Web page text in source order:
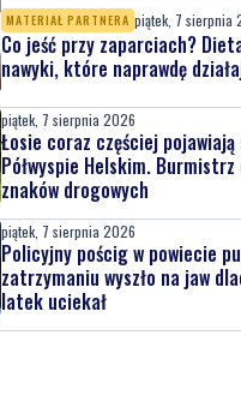
MATERIAŁ PARTNERA piątek, 7 sierpnia
Co jeść przy zaparciach?
nawyki, które naprawdę
piątek, 7 sierpnia 2026
Łosie coraz częściej pojawiają
Półwyspie Helskim.
znaków drogowych
piątek, 7 sierpnia 2026
Policyjny pościg w powiecie
zatrzymaniu wyszło na jaw
latek uciekał